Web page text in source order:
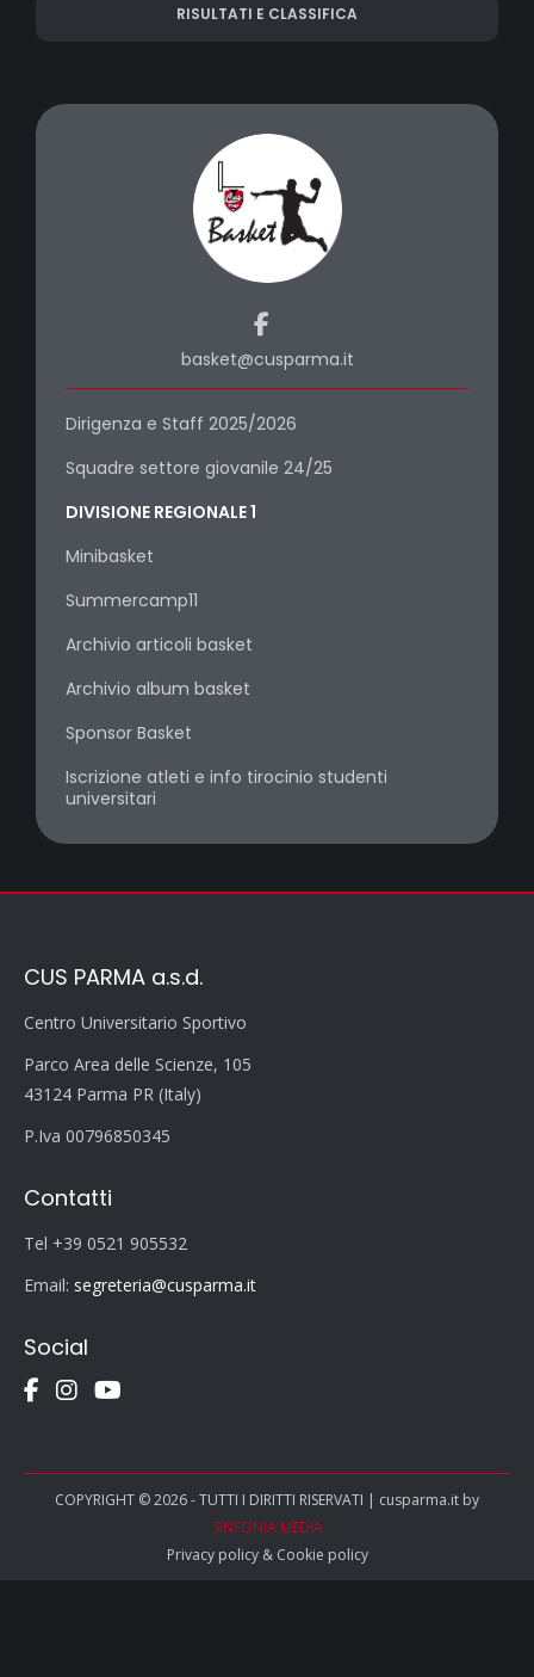
RISULTATI E CLASSIFICA
basket@cusparma.it
Dirigenza e Staff 2025/2026
Squadre settore giovanile 24/25
DIVISIONE REGIONALE 1
Minibasket
Summercamp11
Archivio articoli basket
Archivio album basket
Sponsor Basket
Iscrizione atleti e info tirocinio studenti
universitari
CUS PARMA a.s.d.
Centro Universitario Sportivo
Parco Area delle Scienze, 105
43124 Parma PR (Italy)
P.Iva 00796850345
Contatti
Tel +39 0521 905532
Email: segreteria@cusparma.it
Social
COPYRIGHT © 2026 - TUTTI I DIRITTI RISERVATI | cusparma.it by
SINFONIA MEDIA
Privacy policy& Cookie policy